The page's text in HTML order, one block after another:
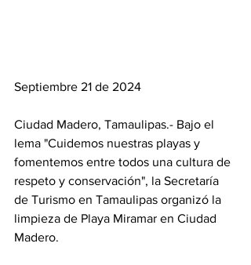
Septiembre 21 de 2024
Ciudad Madero, Tamaulipas.- Bajo el
lema "Cuidemos nuestras playas y
fomentemos entre todos una cultura de
respeto y conservación", la Secretaría
de Turismo en Tamaulipas organizó la
limpieza de Playa Miramar en Ciudad
Madero.